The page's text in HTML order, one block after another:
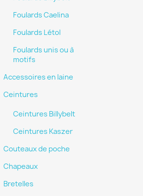
Foulards Caelina
Foulards Létol
Foulards unis ou à
motifs
Accessoires en laine
Ceintures
Ceintures Billybelt
Ceintures Kaszer
Couteaux de poche
Chapeaux
Bretelles